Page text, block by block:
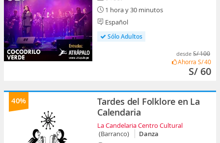
1 hora y 30 minutos
Español
Sólo Adultos
desde S/ 100
Ahorra S/ 40
S/ 60
40%
Tardes del Folklore en La
Calendaria
La Candelaria Centro Cultural
(Barranco)
Danza